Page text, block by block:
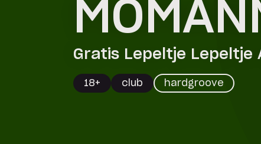
Gratis Lepeltje Lepeltje
18+ club hardgroove